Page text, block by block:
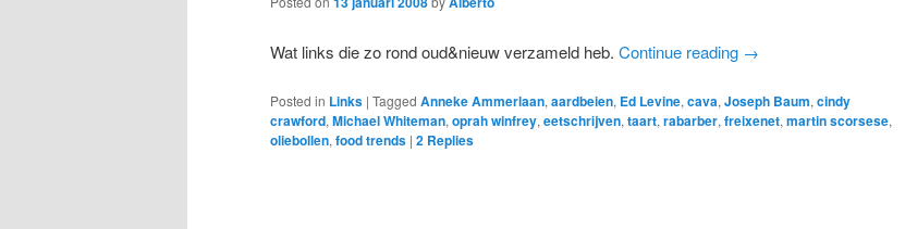
Wat links die zo rond oud&nieuw verzameld heb. Continue reading →
Posted in Links | Tagged Anneke Ammerlaan, aardbeien, Ed Levine, cava, Joseph Baum, cindy
crawford, Michael Whiteman, oprah winfrey, eetschrijven, taart, rabarber, freixenet, martin scorsese,
oliebollen, food trends | 2 Replies